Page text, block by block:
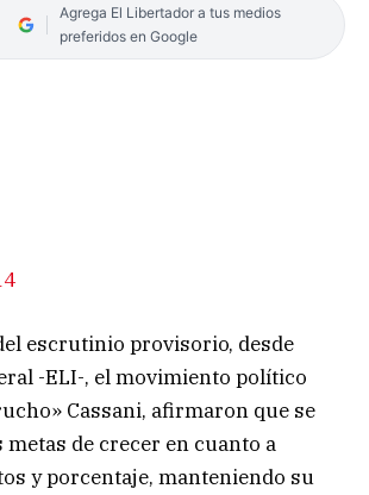
Agrega El Libertador a tus medios
preferidos en Google
escrutinio provisorio, desde
-ELI-, el movimiento político
Cassani, afirmaron que se
de crecer en cuanto a
y porcentaje, manteniendo su